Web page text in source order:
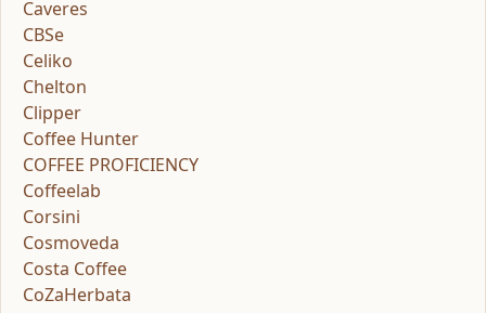
Caveres
CBSe
Celiko
Chelton
Clipper
Coffee Hunter
COFFEE PROFICIENCY
Coffeelab
Corsini
Cosmoveda
Costa Coffee
CoZaHerbata